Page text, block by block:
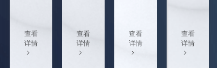
查看
详情
查看
详情
查看
详情
查看
详情